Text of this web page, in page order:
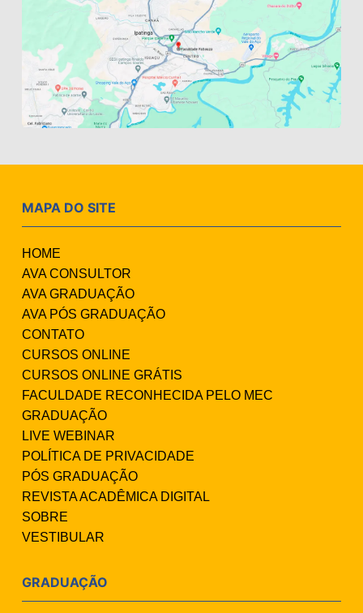
MAPA DO SITE
HOME
AVA CONSULTOR
AVA GRADUAÇÃO
AVA PÓS GRADUAÇÃO
CONTATO
CURSOS ONLINE
CURSOS ONLINE GRÁTIS
FACULDADE RECONHECIDA PELO MEC
GRADUAÇÃO
LIVE WEBINAR
POLÍTICA DE PRIVACIDADE
PÓS GRADUAÇÃO
REVISTA ACADÊMICA DIGITAL
SOBRE
VESTIBULAR
GRADUAÇÃO